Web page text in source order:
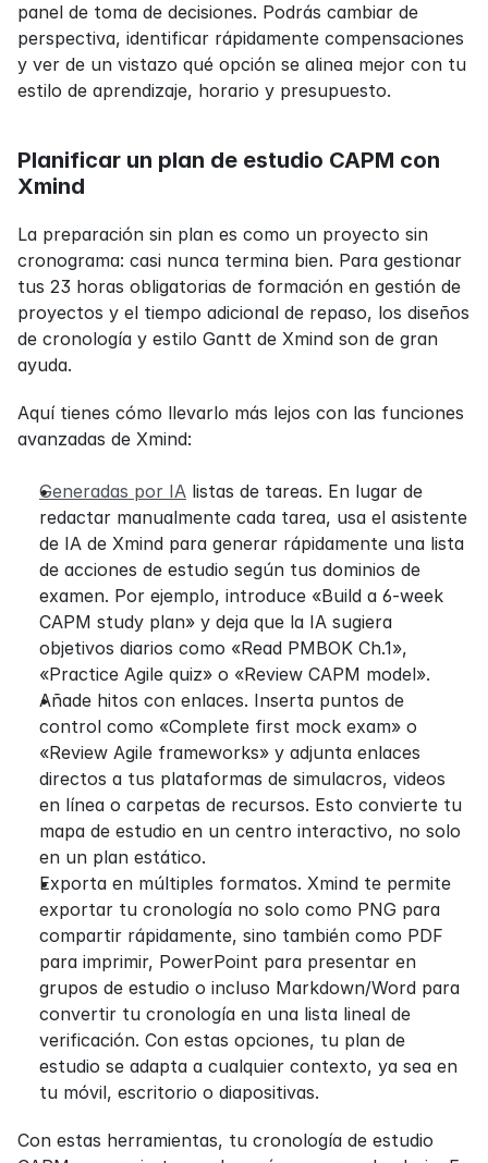
panel de toma de decisiones. Podrás cambiar de
perspectiva, identificar rápidamente compensaciones
y ver de un vistazo qué opción se alinea mejor con tu
estilo de aprendizaje, horario y presupuesto.
Planificar un plan de estudio CAPM con
Xmind
La preparación sin plan es como un proyecto sin
cronograma: casi nunca termina bien. Para gestionar
tus 23 horas obligatorias de formación en gestión de
proyectos y el tiempo adicional de repaso, los diseños
de cronología y estilo Gantt de Xmind son de gran
ayuda.
Aquí tienes cómo llevarlo más lejos con las funciones
avanzadas de Xmind:
Generadas por IA listas de tareas. En lugar de
redactar manualmente cada tarea, usa el asistente
de IA de Xmind para generar rápidamente una lista
de acciones de estudio según tus dominios de
examen. Por ejemplo, introduce «Build a 6-week
CAPM study plan» y deja que la IA sugiera
objetivos diarios como «Read PMBOK Ch.1»,
«Practice Agile quiz» o «Review CAPM model».
Añade hitos con enlaces. Inserta puntos de
control como «Complete first mock exam» o
«Review Agile frameworks» y adjunta enlaces
directos a tus plataformas de simulacros, videos
en línea o carpetas de recursos. Esto convierte tu
mapa de estudio en un centro interactivo, no solo
en un plan estático.
Exporta en múltiples formatos. Xmind te permite
exportar tu cronología no solo como PNG para
compartir rápidamente, sino también como PDF
para imprimir, PowerPoint para presentar en
grupos de estudio o incluso Markdown/Word para
convertir tu cronología en una lista lineal de
verificación. Con estas opciones, tu plan de
estudio se adapta a cualquier contexto, ya sea en
tu móvil, escritorio o diapositivas.
Con estas herramientas, tu cronología de estudio